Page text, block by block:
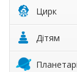
Цирк
Дітям